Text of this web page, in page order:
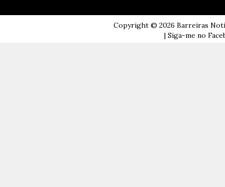
Copyright © 2026 Barreiras
| Siga-me no